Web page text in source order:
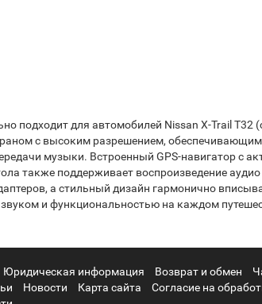
подходит для автомобилей Nissan X-Trail
с высоким разрешением,
музыки. Встроенный GPS-навигатор с
также поддерживает воспроизведение
а стильный дизайн гармонично
и функциональностью на каждом
Юридическая информация Возврат и обмен
Новости Карта сайта
Согласие на